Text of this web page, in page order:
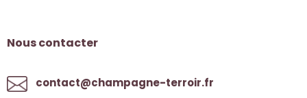
Nous contacter
contact@champagne-terroir.fr